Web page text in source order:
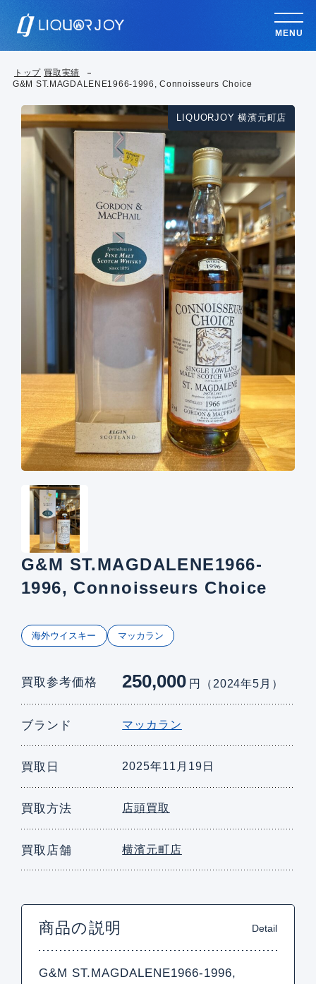
MENU
トップ 買取実績
G&M ST.MAGDALENE1966-1996, Connoisseurs Choice
LIQUORJOY 横濱元町店
G&M ST.MAGDALENE1966-
1996, Connoisseurs Choice
海外ウイスキー マッカラン
買取参考価格 250,000 円（2024年5月）
ブランド マッカラン
買取日 2025年11月19日
買取方法 店頭買取
買取店舗 横濱元町店
商品の説明 Detail
G&M ST.MAGDALENE1966-1996,